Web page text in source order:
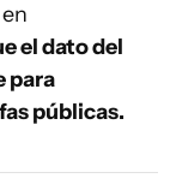
el dato del
para
públicas.